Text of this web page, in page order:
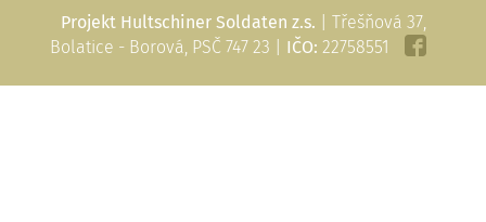
Projekt Hultschiner Soldaten z.s. | Třešňová 37,
Bolatice - Borová, PSČ 747 23 | IČO: 22758551